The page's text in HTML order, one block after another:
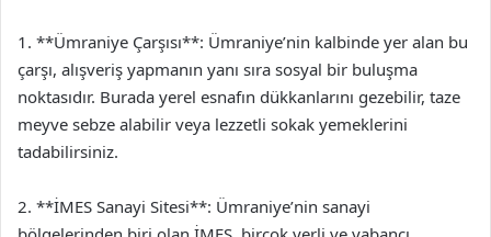
1. **Ümraniye Çarşısı**: Ümraniye’nin kalbinde yer alan bu
çarşı, alışveriş yapmanın yanı sıra sosyal bir buluşma
noktasıdır. Burada yerel esnafın dükkanlarını gezebilir, taze
meyve sebze alabilir veya lezzetli sokak yemeklerini
tadabilirsiniz.
2. **İMES Sanayi Sitesi**: Ümraniye’nin sanayi